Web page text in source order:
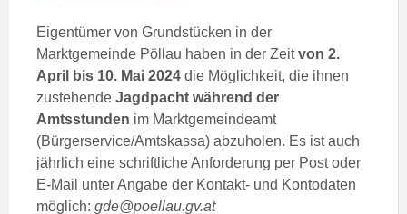
Eigentümer von Grundstücken in der
Marktgemeinde Pöllau haben in der Zeitvon 2.
April bis 10. Mai 2024 die Möglichkeit, die ihnen
zustehende Jagdpacht während der
Amtsstunden im Marktgemeindeamt
(Bürgerservice/Amtskassa) abzuholen. Es ist auch
jährlich eine schriftliche Anforderung per Post oder
E-Mail unter Angabe der Kontakt- und Kontodaten
möglich: gde@poellau.gv.at